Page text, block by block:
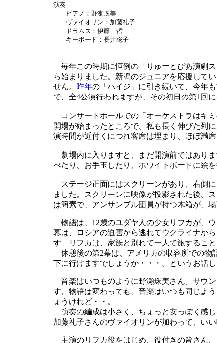
演奏
ピアノ：野瀬珠美
ヴァイオリン：加藤礼子
ドラムス：伊藤 哲
キーボード：長井聡子
毎年この時期に恒例の「りゅーとぴあ演劇
ら始まりました。新潟のジュニアを応援して
せん。 昨年の「ハイジ」に引き続いて、今年
で、全4公演行われますが、その初日の第1回
コンサートホールでの「オーケストラはキ
開場が始まったところで、私も長く伸びた列
演時間が近付くにつれ客席は埋まり、ほぼ満
劇場内に入りますと、まだ開演前ではあり
べたり、お手玉したり、ホワイトボードに絵
ステージ正面にはスクリーンがあり、右側
ました。スクリーンに映像が投影された後、
は簡素で、アンサンブル団員が持つ木箱が、
物語は、12歳のユダヤ人の少女リフカが、
幕は、ロシアの迫害から逃れてウクライナか
す。リフカは、家族と別れて一人で旅するこ
休憩後の第2幕は、アメリカの収容所での物
下に行けますでしょうか・・・。というお話
音楽はいつものように野瀬珠美さん。サウ
す。物語は変わっても、音楽はいつも同じよ
ょうけれど・・。
演奏の編成は小さく、ちょっと安っぽく感
加藤礼子さんのヴァイオリンが加わって、い
主演のリフカ役をはじめ、役付きの皆さん